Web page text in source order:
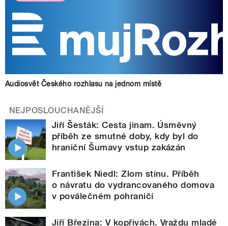
Audiosvět Českého rozhlasu na jednom místě
NEJPOSLOUCHANĚJŠÍ
Jiří Šesták: Cesta jinam. Úsměvný
příběh ze smutné doby, kdy byl do
hraniční Šumavy vstup zakázán
František Niedl: Zlom stínu. Příběh
o návratu do vydrancovaného domova
v poválečném pohraničí
Jiří Březina: V kopřivách. Vraždu mladé